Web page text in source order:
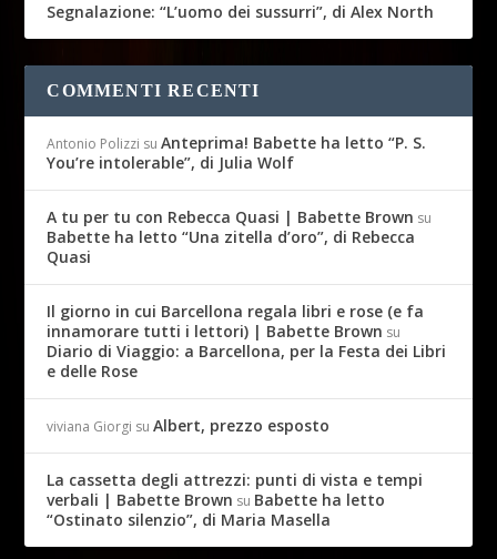
Segnalazione: “L’uomo dei sussurri”, di Alex North
COMMENTI RECENTI
Antonio Polizzi suAnteprima! Babette ha letto “P. S.
You’re intolerable”, di Julia Wolf
A tu per tu con Rebecca Quasi | Babette Brown su
Babette ha letto “Una zitella d’oro”, di Rebecca
Quasi
Il giorno in cui Barcellona regala libri e rose (e fa
innamorare tutti i lettori) | Babette Brown su
Diario di Viaggio: a Barcellona, per la Festa dei Libri
e delle Rose
viviana Giorgi suAlbert, prezzo esposto
La cassetta degli attrezzi: punti di vista e tempi
verbali | Babette Brown su Babette ha letto
“Ostinato silenzio”, di Maria Masella